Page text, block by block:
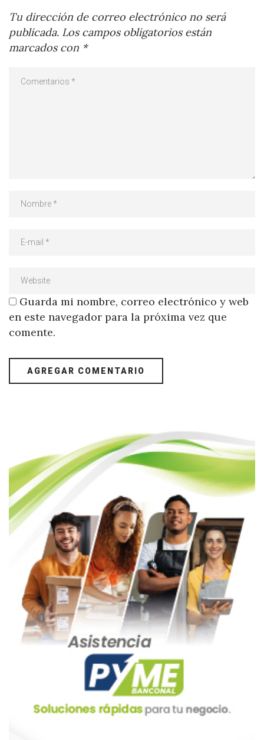
Tu dirección de correo electrónico no será
publicada. Los campos obligatorios están
marcados con *
Guarda mi nombre, correo electrónico y web
en este navegador para la próxima vez que
comente.